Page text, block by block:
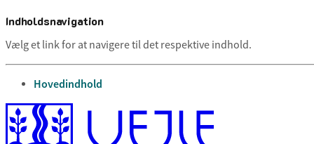
Indholdsnavigation
Vælg et link for at navigere til det respektive indhold.
gå til
Hovedindhold